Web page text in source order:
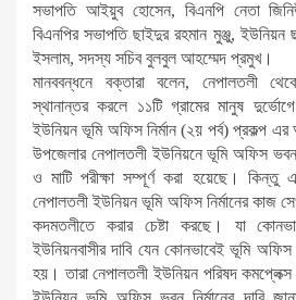
সভাপতি আইয়ুব হোসেন, বিএনপি নেতা
বিএনপির সভাপতি ছাইদুর রহমান মুঞ্জু,
ইসলাম, সদস্য সচিব বুলবুল আহম্মেদ প্রমুখ।
মানববন্ধনে বক্তারা বলেন, নেপালতলী
স্থানান্তর করলে ১১টি গ্রামের মানুষ
ইউনিয়ন ভূমি অফিস নির্মান (২য় পর্ব) প্রকল্প
উপজেলার নেপালতলী ইউনিয়নে ভূমি অফিস ভবন
ও মাটি পরীক্ষা সম্পূর্ণ করা হয়েছে।
নেপালতলী ইউনিয়ন ভূমি অফিস নির্মানের কাজ
কদমতলীতে করার চেষ্টা করছে। যা
ইউনিয়নবাসীর দাবি যেন কোনভাবেই ভূমি
হয়। তারা নেপালতলী ইউনিয়ন পরিষদ